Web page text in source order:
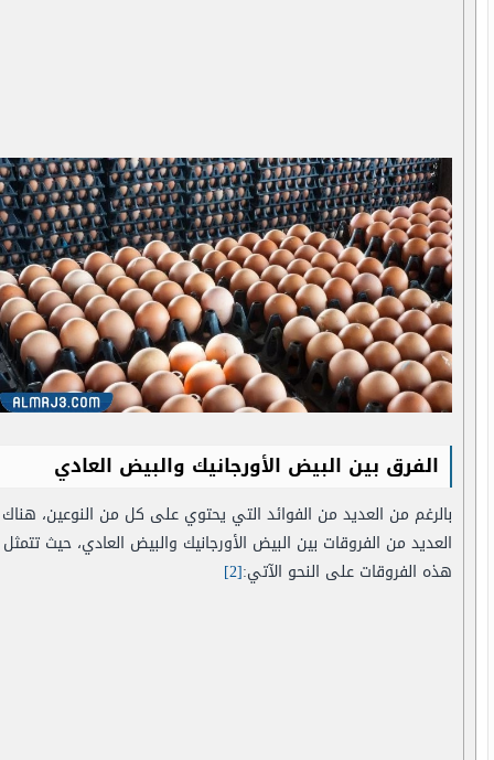
الفرق بين البيض الأورجانيك والبيض العادي
بالرغم من العديد من الفوائد التي يحتوي على كل من النوعين، هناك
العديد من الفروقات بين البيض الأورجانيك والبيض العادي، حيث تتمثل
هذه الفروقات على النحو الآتي:[2]